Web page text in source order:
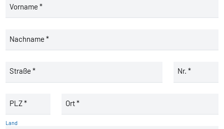
Vorname *
Nachname *
Straße * Nr. *
PLZ * Ort *
Land